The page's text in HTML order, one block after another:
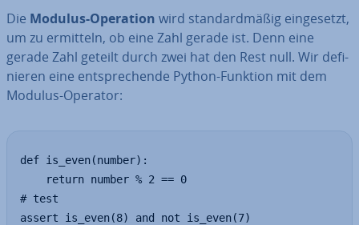
Die Modulus-Operation wird stan­dard­mä­ßig ein­ge­setzt,
um zu ermitteln, ob eine Zahl gerade ist. Denn eine
gerade Zahl geteilt durch zwei hat den Rest null. Wir de­fi­
nie­ren eine ent­spre­chen­de Python-Funktion mit dem
Modulus-Operator:
def is_even(number):
    return number % 2 == 0
# test
assert is_even(8) and not is_even(7)